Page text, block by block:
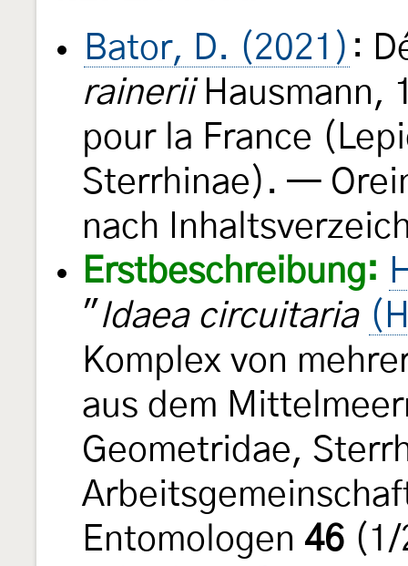
Bator, D. (2021) :
raineriiHausmann,
pour la France
Sterrhinae). —
nach
Erstbeschreibung:
" Idaea circuitaria
Komplex von
aus dem
Geometridae,
Entomologen 46